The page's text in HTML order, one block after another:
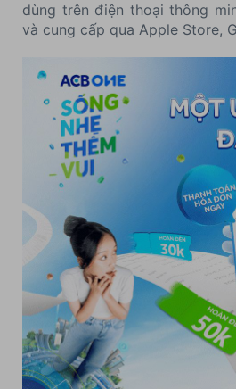
dùng trên điện thoại thông
và cung cấp qua Apple Store,